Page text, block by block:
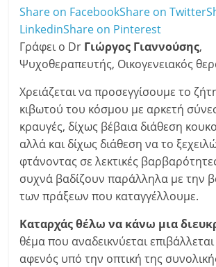
Share on FacebookShare on Twitter
LinkedinShare on Pinterest
Γράφει ο Dr Γιώργος Γιαννούσης,
Ψυχοθεραπευτής, Οικογενειακός
Χρειάζεται να προσεγγίσουμε το
κιβωτού του κόσμου με αρκετή
κραυγές, δίχως βέβαια διάθεση
αλλά και δίχως διάθεση να το
φτάνοντας σε λεκτικές
συχνά βαδίζουν παράλληλα με την
των πράξεων που καταγγέλλουμε.
Καταρχάς θέλω να κάνω μια
θέμα που αναδεικνύεται
αφενός υπό την οπτική της